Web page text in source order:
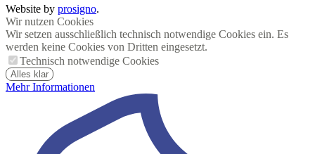
Website by prosigno.
Wir nutzen Cookies
Wir setzen ausschließlich technisch notwendige Cookies ein. Es
werden keine Cookies von Dritten eingesetzt.
Technisch notwendige Cookies
Alles klar
Mehr Informationen